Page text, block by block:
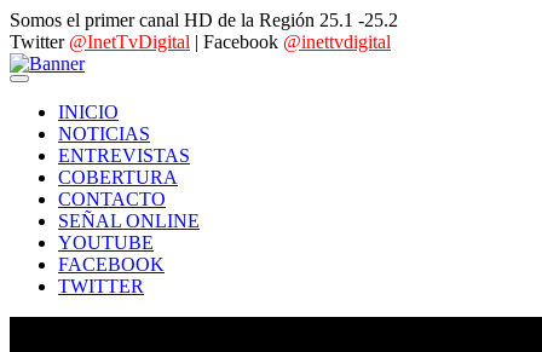
Somos el primer canal HD de la Región 25.1 -25.2
Twitter @InetTvDigital | Facebook @inettvdigital
INICIO
NOTICIAS
ENTREVISTAS
COBERTURA
CONTACTO
SEÑAL ONLINE
YOUTUBE
FACEBOOK
TWITTER